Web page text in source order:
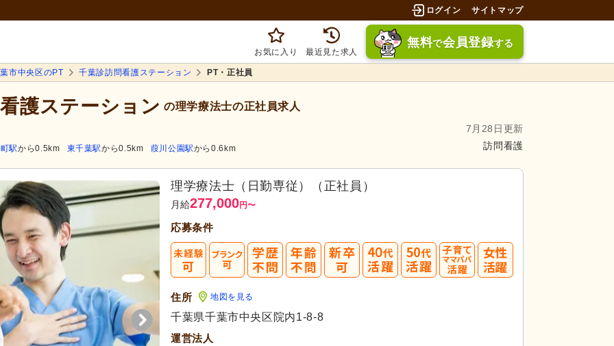
ログイン サイトマップ
お気に入り 最近見た求人
無料で会員登録する
市中央区のPT 千葉診訪問看護ステーション PT・正社員
護ステーション の理学療法士の正社員求人
7月28日更新
訪問看護
駅から0.5km 東千葉駅から0.5km 葭川公園駅から0.6km
理学療法士（日勤専従）（正社員）
月給277,000円〜
応募条件
住所 地図を見る
千葉県千葉市中央区院内1-8-8
運営法人